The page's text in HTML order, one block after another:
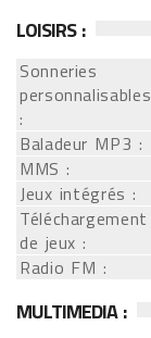
LOISIRS :
Sonneries
personnalisables
:
Baladeur MP3 :
MMS :
Jeux intégrés :
Téléchargement
de jeux :
Radio FM :
MULTIMEDIA :